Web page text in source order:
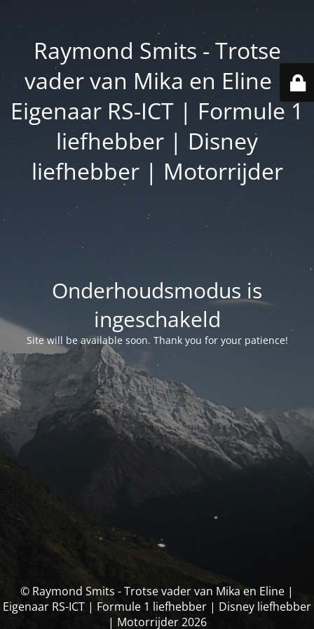
Raymond Smits - Trotse
vader van Mika en Eline |
Eigenaar RS-ICT | Formule 1
liefhebber | Disney
liefhebber | Motorrijder
Onderhoudsmodus is
ingeschakeld
Site will be available soon. Thank you for your patience!
© Raymond Smits - Trotse vader van Mika en Eline |
Eigenaar RS-ICT | Formule 1 liefhebber | Disney liefhebber
| Motorrijder 2026